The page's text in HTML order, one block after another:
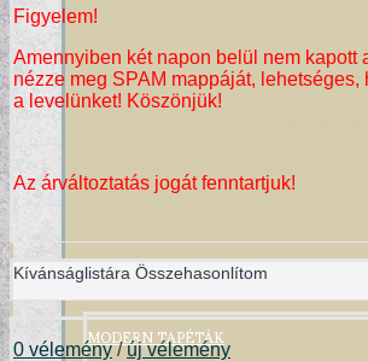
MODERN TAPÉTÁK
Figyelem!
Amennyiben két napon belül nem kapott
nézze meg SPAM mappáját, lehetséges,
a levelünket! Köszönjük!
Az árváltoztatás jogát fenntartjuk!
Kívánságlistára Összehasonlítom
0 vélemény/új vélemény